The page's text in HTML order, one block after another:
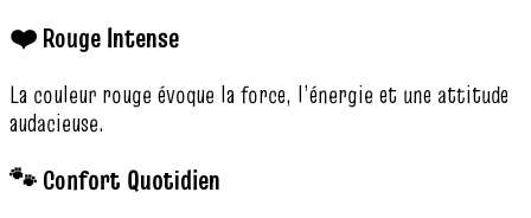
❤️ Rouge Intense
La couleur rouge évoque la force, l’énergie et une attitude
audacieuse.
🐾 Confort Quotidien